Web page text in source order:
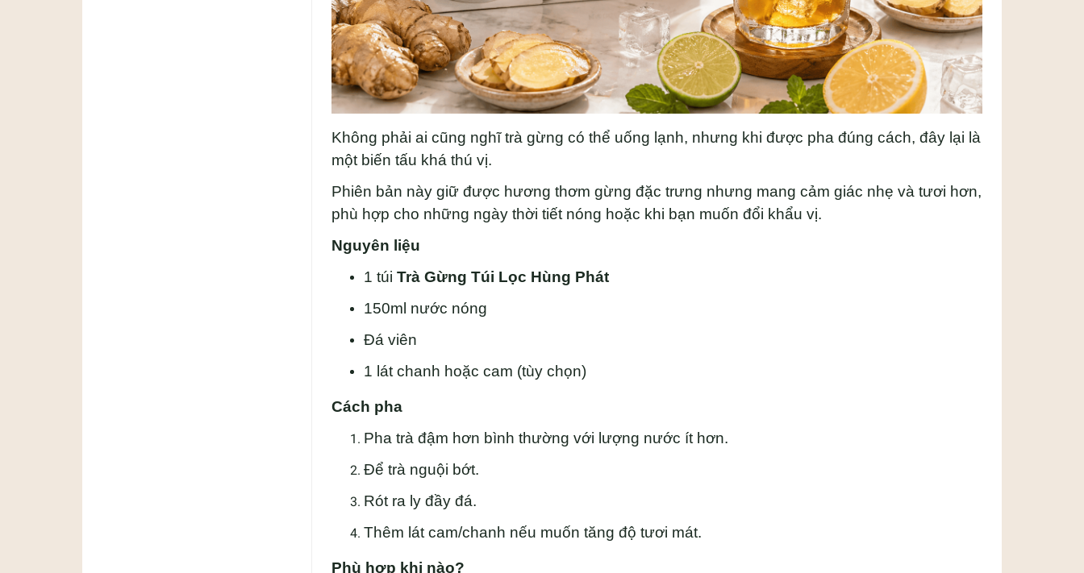
Không phải ai cũng nghĩ trà gừng có thể uống lạnh, nhưng khi được pha đúng cách, đây lại là
một biến tấu khá thú vị.
Phiên bản này giữ được hương thơm gừng đặc trưng nhưng mang cảm giác nhẹ và tươi hơn,
phù hợp cho những ngày thời tiết nóng hoặc khi bạn muốn đổi khẩu vị.
Nguyên liệu
1 túi Trà Gừng Túi Lọc Hùng Phát
150ml nước nóng
Đá viên
1 lát chanh hoặc cam (tùy chọn)
Cách pha
Pha trà đậm hơn bình thường với lượng nước ít hơn.
Để trà nguội bớt.
Rót ra ly đầy đá.
Thêm lát cam/chanh nếu muốn tăng độ tươi mát.
Phù hợp khi nào?